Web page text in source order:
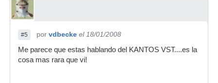
#5 por vdbecke el 18/01/2008
Me parece que estas hablando del KANTOS VST....es la
cosa mas rara que vi!